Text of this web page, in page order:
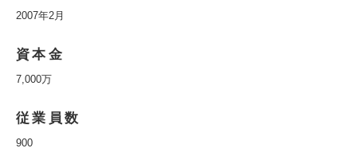
2007年2月
資本金
7,000万
従業員数
900